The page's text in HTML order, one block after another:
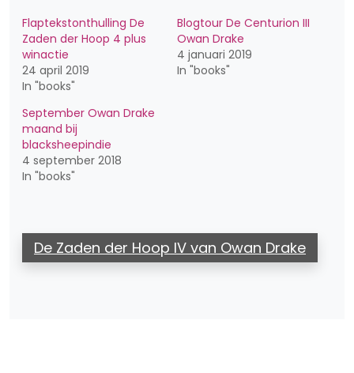
Flaptekstonthulling De
Zaden der Hoop 4 plus
winactie
24 april 2019
In "books"
Blogtour De Centurion III
Owan Drake
4 januari 2019
In "books"
September Owan Drake
maand bij
blacksheepindie
4 september 2018
In "books"
De Zaden der Hoop IV van Owan Drake